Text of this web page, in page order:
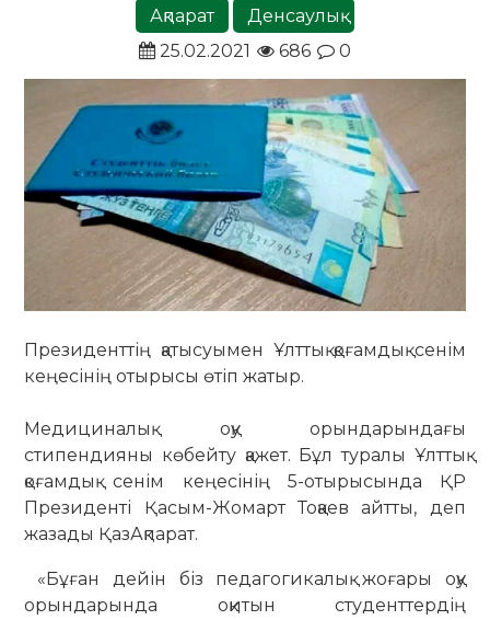
Ақпарат
Денсаулық
25.02.2021
686 0
Президенттің қатысуымен Ұлттық қоғамдық сенім
кеңесінің отырысы өтіп жатыр.
Медициналық оқу орындарындағы
стипендияны көбейту қажет. Бұл туралы Ұлттық
қоғамдық сенім кеңесінің 5-отырысында ҚР
Президенті Қасым-Жомарт Тоқаев айтты, деп
жазады ҚазАқпарат.
«Бұған дейін біз педагогикалық жоғары оқу
орындарында оқитын студенттердің